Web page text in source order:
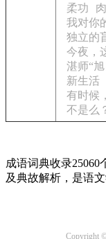
柔功
我对你
独立的
今夜，
湛师“
新生活
有时候
不是么
成语词典收录
及典故解析，是语
Copyright